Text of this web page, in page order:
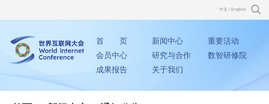
中文 / English
首 页 新闻中心
重要活动
会员中心
研究与合作
数智研修院
成果报告
关于我们